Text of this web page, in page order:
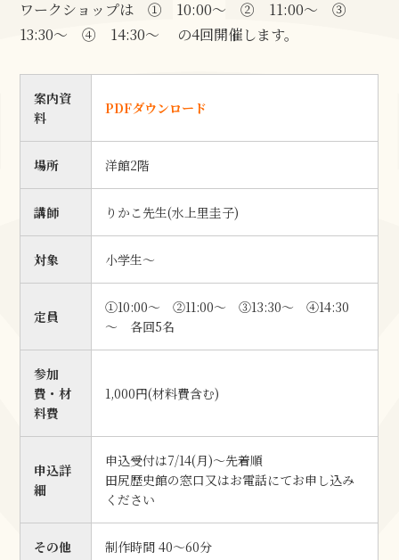
ワークショップは ① 10:00～ ② 11:00～ ③
13:30～ ④ 14:30～ の4回開催します。
案内資
料
PDFダウンロード
場所 洋館2階
講師 りかこ先生(水上里圭子)
対象 小学生〜
定員
①10:00～ ②11:00～ ③13:30～ ④14:30
～ 各回5名
参加
費・材
料費
1,000円(材料費含む)
申込詳
細
申込受付は7/14(月)～先着順
田尻歴史館の窓口又はお電話にてお申し込み
ください
その他 制作時間 40〜60分